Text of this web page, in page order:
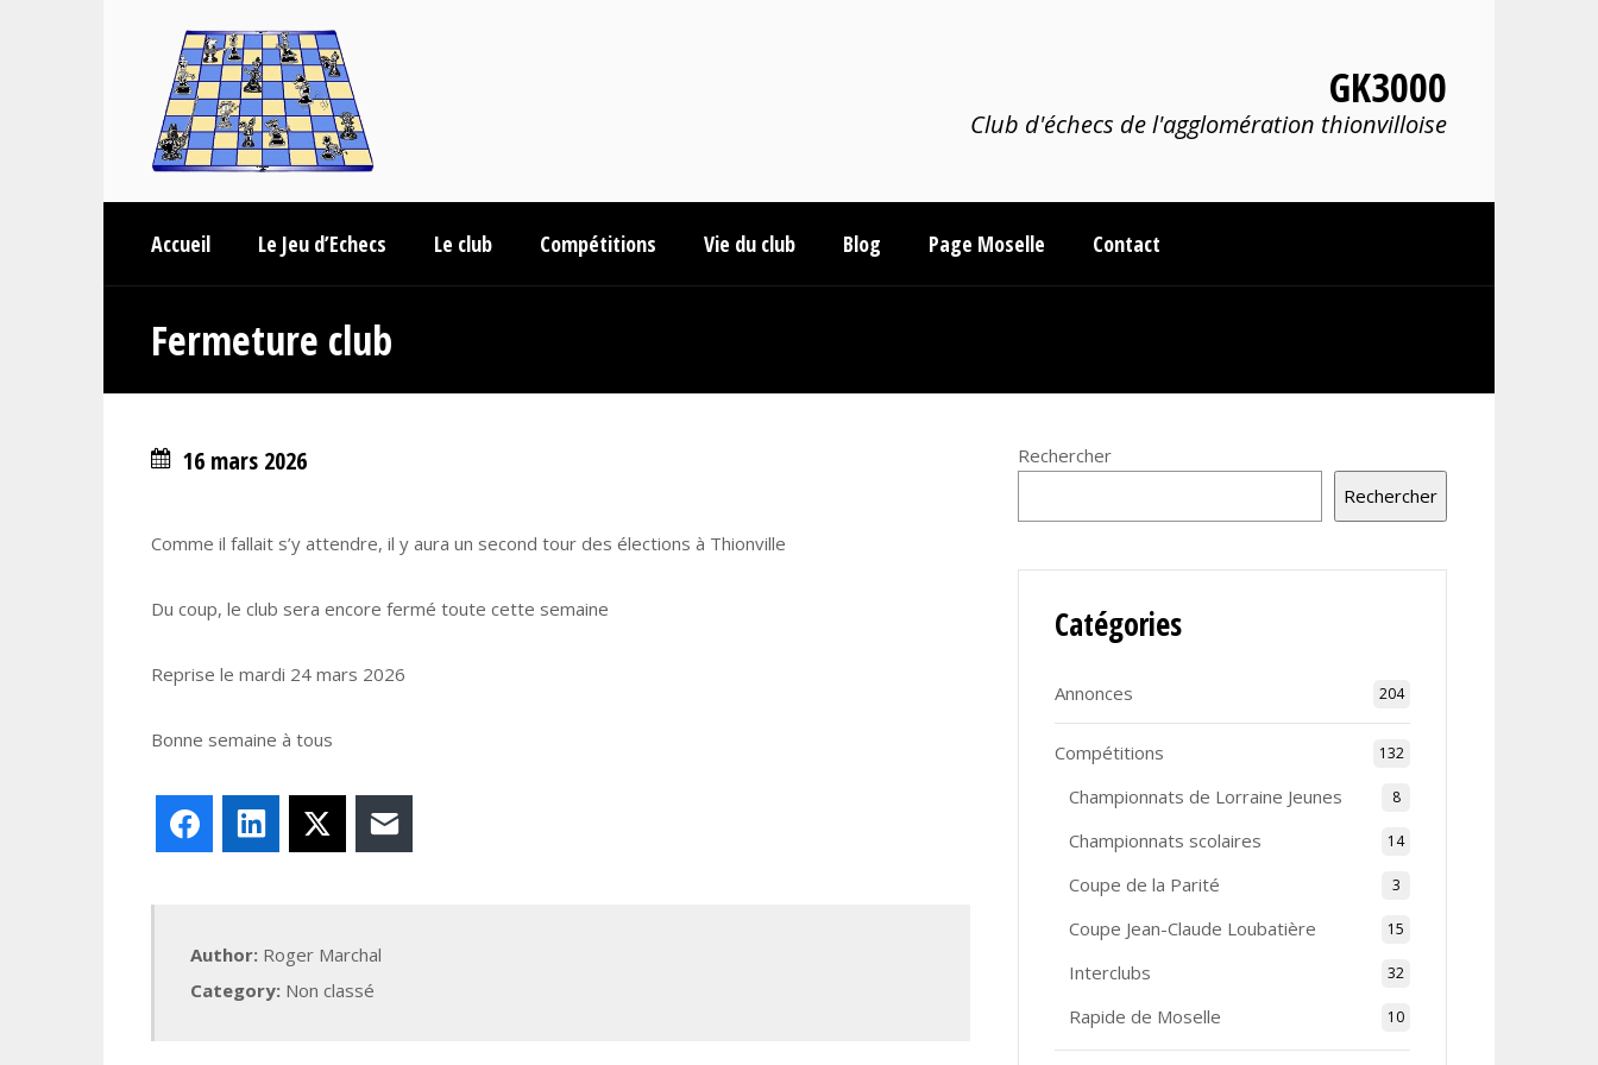
GK3000
Club d'échecs de l'agglomération thionvilloise
Accueil Le Jeu d’Echecs Le club Compétitions Vie du club Blog Page Moselle Contact
Fermeture club
16 mars 2026
Comme il fallait s’y attendre, il y aura un second tour des élections à Thionville
Du coup, le club sera encore fermé toute cette semaine
Reprise le mardi 24 mars 2026
Bonne semaine à tous
FacebookLinkedIn
Author: Roger Marchal
Category: Non classé
Rechercher
Rechercher
Catégories
Annonces 204
Compétitions 132
Championnats de Lorraine Jeunes 8
Championnats scolaires 14
Coupe de la Parité 3
Coupe Jean-Claude Loubatière 15
Interclubs 32
Rapide de Moselle 10